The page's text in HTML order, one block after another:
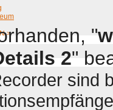
>
"
2"
sind